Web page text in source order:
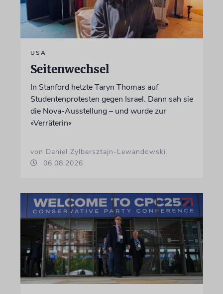
USA
Seitenwechsel
In Stanford hetzte Taryn Thomas auf
Studentenprotesten gegen Israel. Dann sah sie
die Nova-Ausstellung – und wurde zur
»Verräterin«
von Daniel Zylbersztajn-Lewandowski
06.08.2026